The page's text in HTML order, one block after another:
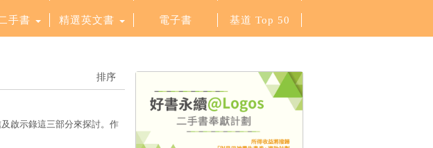
手書 精選英文書 電子書 基道 Top 50
啟示錄這三部分來探討。作